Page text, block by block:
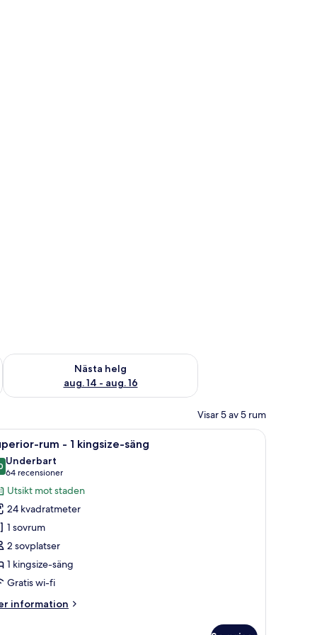
aug. 7 - aug. 9
Nästa helg
aug. 14 - aug. 16
Kontrollera tillgängligheten för nästa helg aug. 14 - aug. 16
Visar 5 av 5 rum
med en tv, en stol och inramade tavlor på väggen.
Ett hotellrum med en säng, en tv, en
8 rum - 1 kingsize-säng
av 10
Underbart
64 recensioner
(64 recensioner)
Utsikt mot staden
24 kvadratmeter
1 sovrum
2 sovplatser
1 kingsize-säng
Gratis wi-fi
information